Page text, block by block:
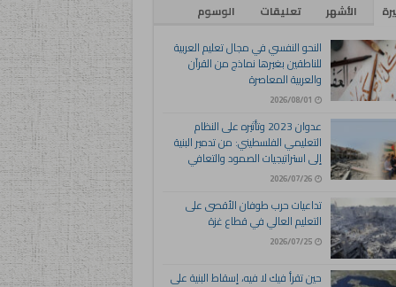
الأشهر تعليقات
الوسوم
النحو النفسي في مجال تعليم العربية
للناطقين بغيرها نماذج من القرآن
والعربية المعاصرة
2026/08/01
عدوان 2023 وتأثيره على النظام
التعليمي الفلسطيني: من تدمير البنية
إلى استراتيجيات الصمود والتعافي
2026/07/26
تداعيات حرب طوفان الأقصى على
التعليم العالي في قطاع غزة
2026/07/25
حين تقرأ فيك لا فيه، إسقاط البنية على